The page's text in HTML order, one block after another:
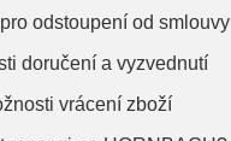
odstoupení od smlouvy
doručení a vyzvednutí
vrácení zboží